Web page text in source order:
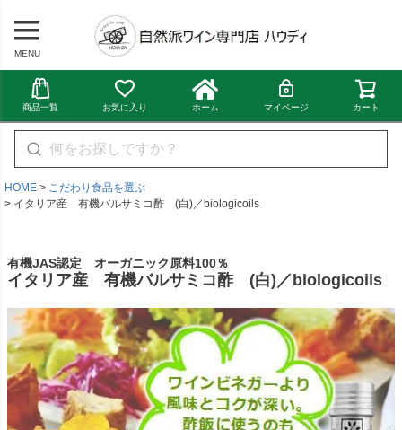
MENU
商品一覧 お気に入り ホーム マイページ カート
HOME
こだわり食品を選ぶ
イタリア産 有機バルサミコ酢 (白)／biologicoils
有機JAS認定 オーガニック原料100％
イタリア産 有機バルサミコ酢 (白)／biologicoils